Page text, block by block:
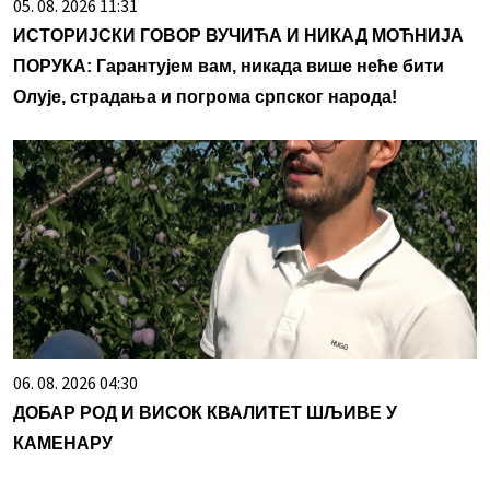
05. 08. 2026 11:31
ИСТОРИЈСКИ ГОВОР ВУЧИЋА И НИКАД МОЋНИЈА
ПОРУКА: Гарантујем вам, никада више неће бити
Олује, страдања и погрома српског народа!
06. 08. 2026 04:30
ДОБАР РОД И ВИСОК КВАЛИТЕТ ШЉИВЕ У
КАМЕНАРУ